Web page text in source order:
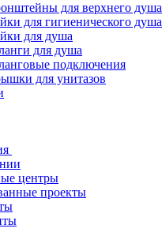
для верхнего душа
для гигиенического душа
для душа
для душа
подключения
для унитазов
центры
проекты